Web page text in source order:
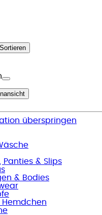
überspringen
Panties & Slips
& Bodies
Hemdchen